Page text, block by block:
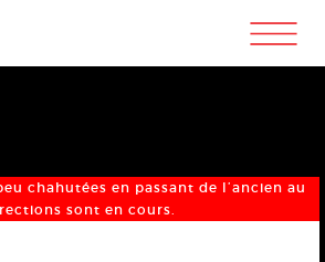
m
chahutées en passant de l’ancien au
sont en cours.